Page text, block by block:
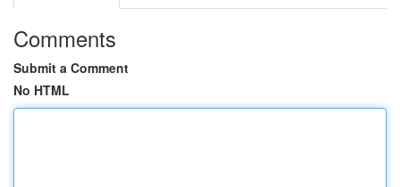
Comments
Submit a Comment
No HTML